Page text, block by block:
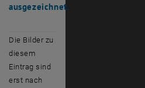
ausgezeichnet.
Die Bilder zu
diesem
Eintrag sind
erst nach